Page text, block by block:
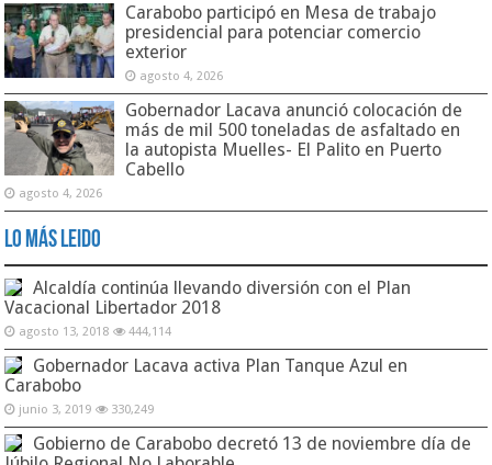
Carabobo participó en Mesa de trabajo
presidencial para potenciar comercio
exterior
agosto 4, 2026
Gobernador Lacava anunció colocación de
más de mil 500 toneladas de asfaltado en
la autopista Muelles- El Palito en Puerto
Cabello
agosto 4, 2026
Lo Más Leido
Alcaldía continúa llevando diversión con el Plan
Vacacional Libertador 2018
agosto 13, 2018 444,114
Gobernador Lacava activa Plan Tanque Azul en
Carabobo
junio 3, 2019 330,249
Gobierno de Carabobo decretó 13 de noviembre día de